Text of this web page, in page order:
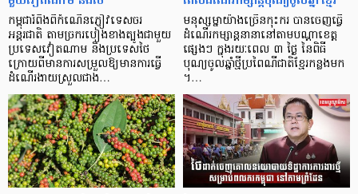
កម្ពុជារំពឹងពីកំណើនភ្ញៀវទេសចរ
អន្តរជាតិ តាមច្រករបៀងខាងត្បូងជាមួយ
ប្រទេសវៀតណាម និងប្រទេសថៃ
ក្រោយពីមានការសម្រួលឱ្យមានការធ្វើ
ដំណើរងាយស្រួលជាង…
មនុស្សម្នាយ៉ាងច្រើនកុះករ បានចេញធ្វើ
ដំណើរកម្សាន្តនានានៅតាមបណ្តាខេត្ត
ផ្សេងៗ ក្នុងរយៈពេល ៣ ថ្ងៃ នៃពិធី
បុណ្យចូលឆ្នាំថ្មីប្រពៃណីជាតិខ្មែរកន្លងមក
។…